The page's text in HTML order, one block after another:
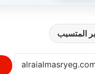
المتسبب